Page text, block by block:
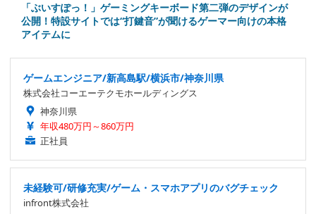
「ぶいすぽっ！」ゲーミングキーボード第二弾のデザインが
公開！特設サイトでは“打鍵音”が聞けるゲーマー向けの本格
アイテムに
ゲームエンジニア/新高島駅/横浜市/神奈川県
株式会社コーエーテクモホールディングス
神奈川県
年収480万円～860万円
正社員
未経験可/研修充実/ゲーム・スマホアプリのバグチェック
infront株式会社